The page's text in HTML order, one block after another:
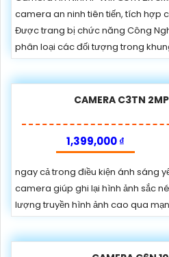
camera an ninh tiên tiến, tích hợp
Được trang bị chức năng Công
phân loại các đối tượng trong
CAMERA C3TN
1,399,000 ₫
ngay cả trong điều kiện ánh sáng
camera giúp ghi lại hình ảnh sắc
lượng truyền hình ảnh cao qua